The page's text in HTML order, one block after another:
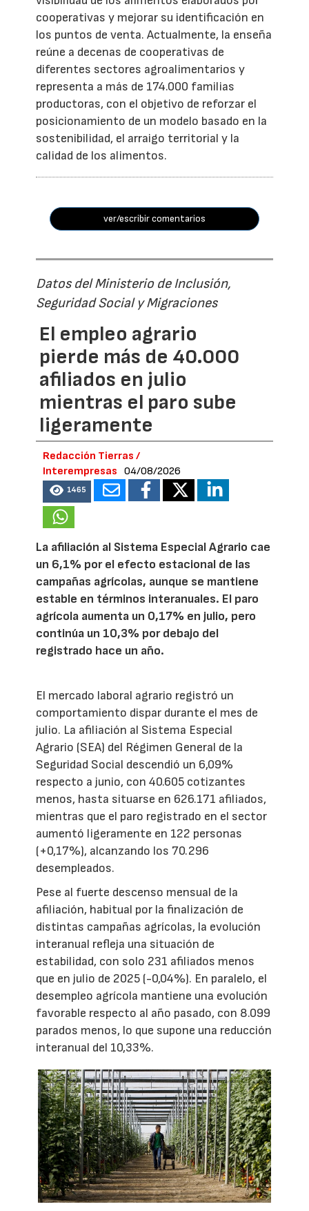
cooperativas y mejorar su identificación en
los puntos de venta. Actualmente, la enseña
reúne a decenas de cooperativas de
diferentes sectores agroalimentarios y
representa a más de 174.000 familias
productoras, con el objetivo de reforzar el
posicionamiento de un modelo basado en la
sostenibilidad, el arraigo territorial y la
calidad de los alimentos.
ver/escribir comentarios
Datos del Ministerio de Inclusión,
Seguridad Social y Migraciones
El empleo agrario
pierde más de 40.000
afiliados en julio
mientras el paro sube
ligeramente
Redacción Tierras /
Interempresas
04/08/2026
1465
La afiliación al Sistema Especial Agrario cae
un 6,1% por el efecto estacional de las
campañas agrícolas, aunque se mantiene
estable en términos interanuales. El paro
agrícola aumenta un 0,17% en julio, pero
continúa un 10,3% por debajo del
registrado hace un año.
El mercado laboral agrario registró un
comportamiento dispar durante el mes de
julio. La afiliación al Sistema Especial
Agrario (SEA) del Régimen General de la
Seguridad Social descendió un 6,09%
respecto a junio, con 40.605 cotizantes
menos, hasta situarse en 626.171 afiliados,
mientras que el paro registrado en el sector
aumentó ligeramente en 122 personas
(+0,17%), alcanzando los 70.296
desempleados.
Pese al fuerte descenso mensual de la
afiliación, habitual por la finalización de
distintas campañas agrícolas, la evolución
interanual refleja una situación de
estabilidad, con solo 231 afiliados menos
que en julio de 2025 (-0,04%). En paralelo, el
desempleo agrícola mantiene una evolución
favorable respecto al año pasado, con 8.099
parados menos, lo que supone una reducción
interanual del 10,33%.